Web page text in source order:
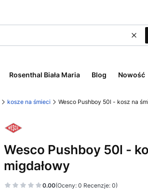
Rosenthal Biała Maria Blog Nowość
kosze na śmieci Wesco Pushboy 50l - kosz na
Wesco Pushboy 50l -
migdałowy
0.00(Oceny: 0 Recenzje: 0)